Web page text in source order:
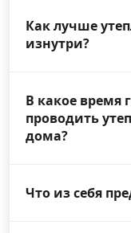
Как лучше
изнутри?
В какое время
проводить
дома?
Что из себя